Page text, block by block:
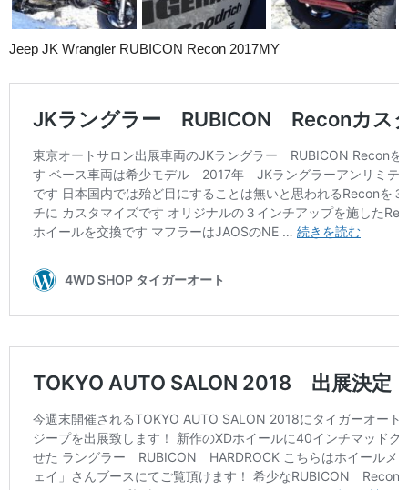
Jeep JK Wrangler RUBICON Recon 2017MY